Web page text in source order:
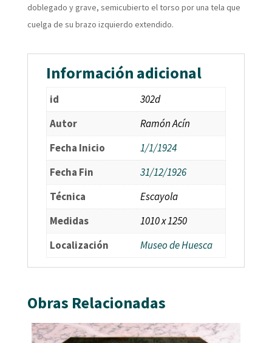
doblegado y grave, semicubierto el torso por una tela que
cuelga de su brazo izquierdo extendido.
Información adicional
id
302d
Autor
Ramón Acín
Fecha Inicio
1/1/1924
Fecha Fin
31/12/1926
Técnica
Escayola
Medidas
1010 x 1250
Localización
Museo de Huesca
Obras Relacionadas